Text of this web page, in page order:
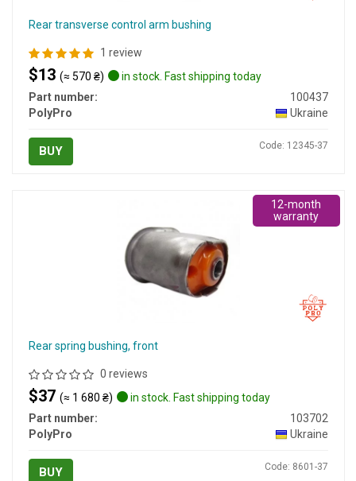
Rear transverse control arm bushing
1 review
$13 (≈ 570 ₴)
in stock. Fast shipping today
Part number:
100437
PolyPro
Ukraine
BUY Code: 12345-37
Rear spring bushing, front
0 reviews
$37 (≈ 1 680 ₴)
in stock. Fast shipping today
Part number:
103702
PolyPro
Ukraine
BUY Code: 8601-37
12-month
warranty